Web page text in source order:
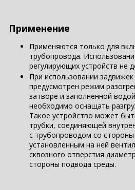
Применение
Применяются только для
трубопровода.
регулирующих уст­ройств не
При использовании
предусмот­рен режим
затворе и заполненной
необходимо оснащать
Такое устройство может
трубки, соединяющей
с трубопроводом со
установленным на ней
сквозного отверстия
стороны подвода среды.